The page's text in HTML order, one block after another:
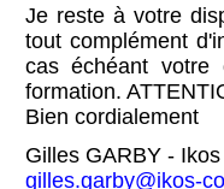
Je reste à votre
tout complément
cas échéant votre
formation.
Bien cordialement
Gilles GARBY -
gilles.garby@ikos-